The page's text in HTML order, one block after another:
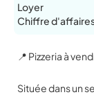
Loyer
Chiffre
📍 Pizzeria à
Située dans un